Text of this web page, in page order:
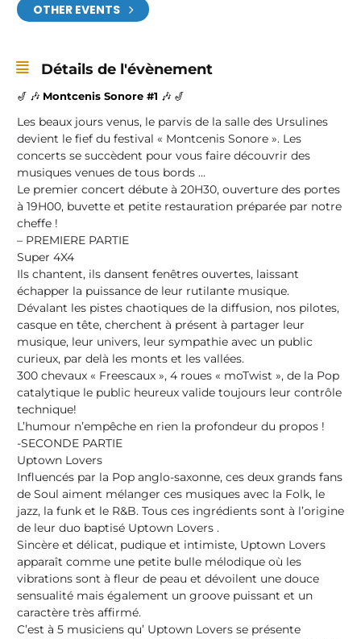
OTHER EVENTS
Détails de l'évènement
🎷 🎶 Montcenis Sonore #1 🎶 🎷
Les beaux jours venus, le parvis de la salle des Ursulines
devient le fief du festival « Montcenis Sonore ». Les
concerts se succèdent pour vous faire découvrir des
musiques venues de tous bords …
Le premier concert débute à 20H30, ouverture des portes
à 19H00, buvette et petite restauration préparée par notre
cheffe !
– PREMIERE PARTIE
Super 4X4
Ils chantent, ils dansent fenêtres ouvertes, laissant
échapper la puissance de leur rutilante musique.
Dévalant les pistes chaotiques de la diffusion, nos pilotes,
casque en tête, cherchent à présent à partager leur
musique, leur univers, leur sympathie avec un public
curieux, par delà les monts et les vallées.
300 chevaux « Freescaux », 4 roues « moTwist », de la Pop
catalytique le public heureux valide toujours leur contrôle
technique!
L’humour n’empêche en rien la profondeur du propos !
-SECONDE PARTIE
Uptown Lovers
Influencés par la Pop anglo-saxonne, ces deux grands fans
de Soul aiment mélanger ces musiques avec la Folk, le
jazz, la funk et le R&B. Tous ces ingrédients sont à l’origine
de leur duo baptisé Uptown Lovers .
Sincère et délicat, pudique et intimiste, Uptown Lovers
apparaît comme une petite bulle mélodique où les
vibrations sont à fleur de peau et dévoilent une douce
sensualité mais également un groove puissant et un
caractère très affirmé.
C’est à 5 musiciens qu’ Uptown Lovers se présente